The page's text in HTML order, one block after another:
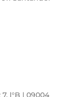
l°B | 09004